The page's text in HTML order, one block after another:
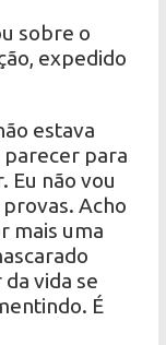
sobre o
expedido
estava
parecer para
Eu não vou
Acho
mais uma
vida se
É